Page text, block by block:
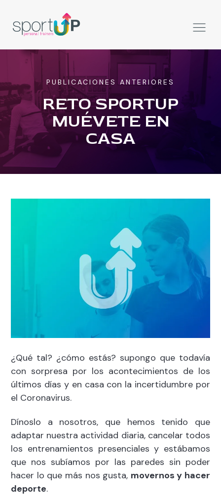
PUBLICACIONES ANTERIORES
RETO SPORTUP
MUÉVETE EN
CASA
¿Qué tal? ¿cómo estás? supongo que todavía
con sorpresa por los acontecimientos de los
últimos días y en casa con la incertidumbre por
el Coronavirus.
Dínoslo a nosotros, que hemos tenido que
adaptar nuestra actividad diaria, cancelar todos
los entrenamientos presenciales y estábamos
que nos subíamos por las paredes sin poder
hacer lo que más nos gusta, movernos y hacer
deporte.